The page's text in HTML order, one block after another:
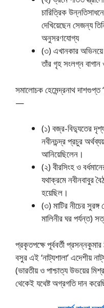
চারিত্রিক
দেখিয়েছেন সেজন্য
অনুসরণযোগ্য
(৩) এখানকার অভিনয়ে
তাঁর গৃহ সংলগ্ন বাগান
সমালোচক হেমেন্দ্রনাথ
—
(১) বজ্র-বিদ্যুতের
নবীনচন্দ্র প্রচুর
আনিয়েছিলেন।
(২) বীরসিংহ ও
যথাক্রমে নবীনবাবুর
হয়েছিল।
(৩) মাটির নীচের
মালিনীর ঘর পর্যন্ত)
প্রকৃতপক্ষে পূর্ববর্তী প্রসন্নকুমার
বসুর এই ‘নাট্যশালা’ এদেশীয়
(ভারতীয় ও পাশ্চাত্য উভয়ের
থেকেই যথেষ্ট অগ্রগতি দান